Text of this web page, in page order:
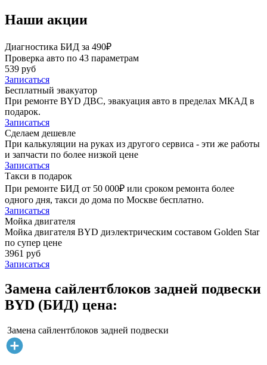
Наши акции
Диагностика БИД за 490₽
Проверка авто по 43 параметрам
539 руб
Записаться
Бесплатный эвакуатор
При ремонте BYD ДВС, эвакуация авто в пределах МКАД в
подарок.
Записаться
Сделаем дешевле
При калькуляции на руках из другого сервиса - эти же работы
и запчасти по более низкой цене
Записаться
Такси в подарок
При ремонте БИД от 50 000₽ или сроком ремонта более
одного дня, такси до дома по Москве бесплатно.
Записаться
Мойка двигателя
Мойка двигателя BYD диэлектрическим составом Golden Star
по супер цене
3961 руб
Записаться
Замена сайлентблоков задней подвески
BYD (БИД) цена:
Замена сайлентблоков задней подвески